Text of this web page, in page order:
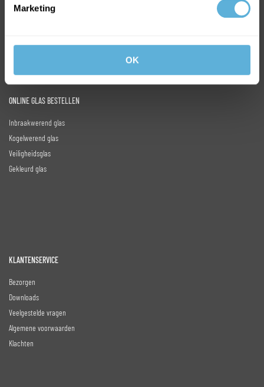
Marketing
OK
Instagram
ONLINE GLAS BESTELLEN
Inbraakwerend glas
Kogelwerend glas
Veiligheidsglas
Gekleurd glas
KLANTENSERVICE
Bezorgen
Downloads
Veelgestelde vragen
Algemene voorwaarden
Klachten